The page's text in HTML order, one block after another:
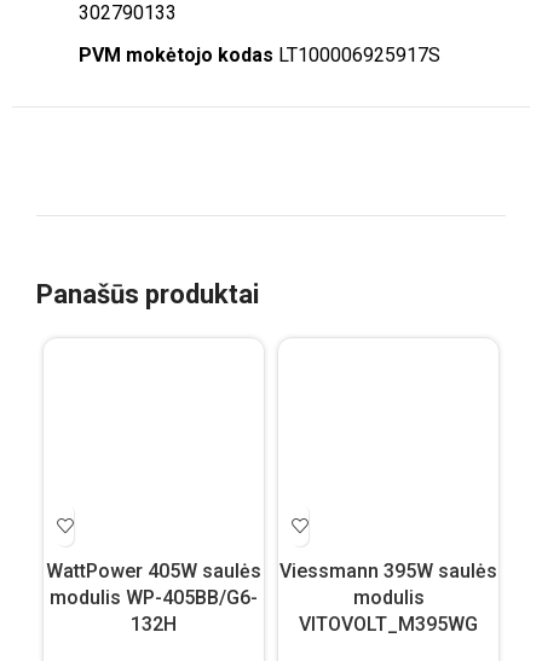
302790133
PVM mokėtojo kodas LT100006925917S
Panašūs produktai
WattPower 405W saulės
modulis WP-405BB/G6-
132H
Viessmann 395W saulės
modulis
VITOVOLT_M395WG